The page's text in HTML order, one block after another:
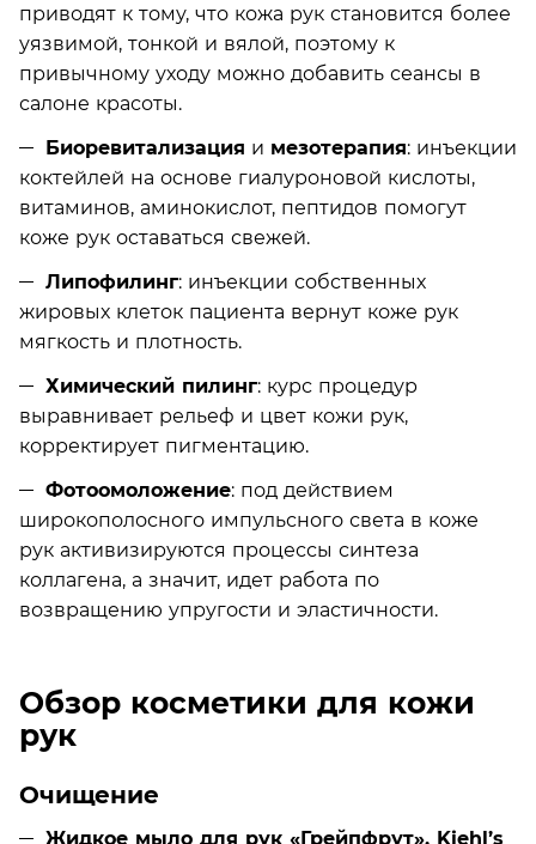
приводят к тому, что кожа рук становится более
уязвимой, тонкой и вялой, поэтому к
привычному уходу можно добавить сеансы в
салоне красоты.
Биоревитализация и мезотерапия: инъекции
коктейлей на основе гиалуроновой кислоты,
витаминов, аминокислот, пептидов помогут
коже рук оставаться свежей.
Липофилинг: инъекции собственных
жировых клеток пациента вернут коже рук
мягкость и плотность.
Химический пилинг: курс процедур
выравнивает рельеф и цвет кожи рук,
корректирует пигментацию.
Фотоомоложение: под действием
широкополосного импульсного света в коже
рук активизируются процессы синтеза
коллагена, а значит, идет работа по
возвращению упругости и эластичности.
Обзор косметики для кожи
рук
Очищение
Жидкое мыло для рук «Грейпфрут», Kiehl’s